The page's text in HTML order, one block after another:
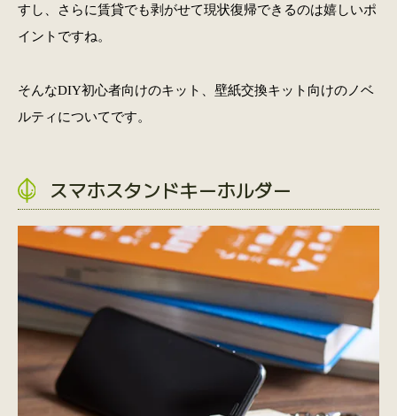
すし、さらに賃貸でも剥がせて現状復帰できるのは嬉しいポ
イントですね。
そんなDIY初心者向けのキット、壁紙交換キット向けのノベ
ルティについてです。
スマホスタンドキーホルダー